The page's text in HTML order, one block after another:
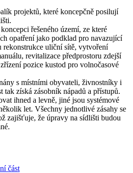
projektů, které koncepčně posilují
řešeného území, ze které
opatření jako podklad pro navazující
rekonstrukce uliční sítě, vytvoření
revitalizace předprostoru zdejší
pozice kustod pro volnočasové
s místními obyvateli, živnostníky i
tak získá zásobník nápadů a přístupů.
ihned a levně, jiné jsou systémové
let. Všechny jednotlivé zásahy se
zajišťuje, že úpravy na sídlišti budou
část